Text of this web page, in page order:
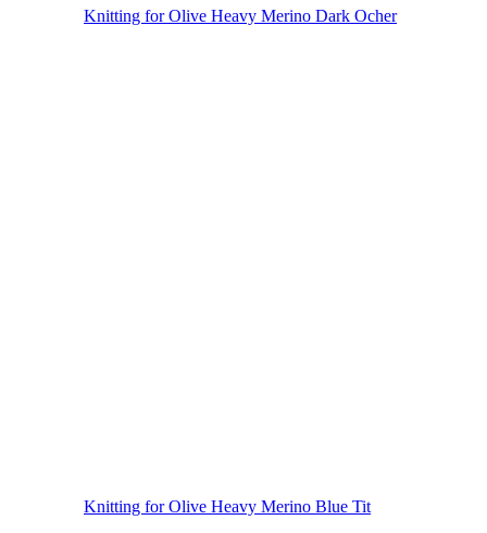
Knitting for Olive Heavy Merino Dark Ocher
Knitting for Olive Heavy Merino Blue Tit